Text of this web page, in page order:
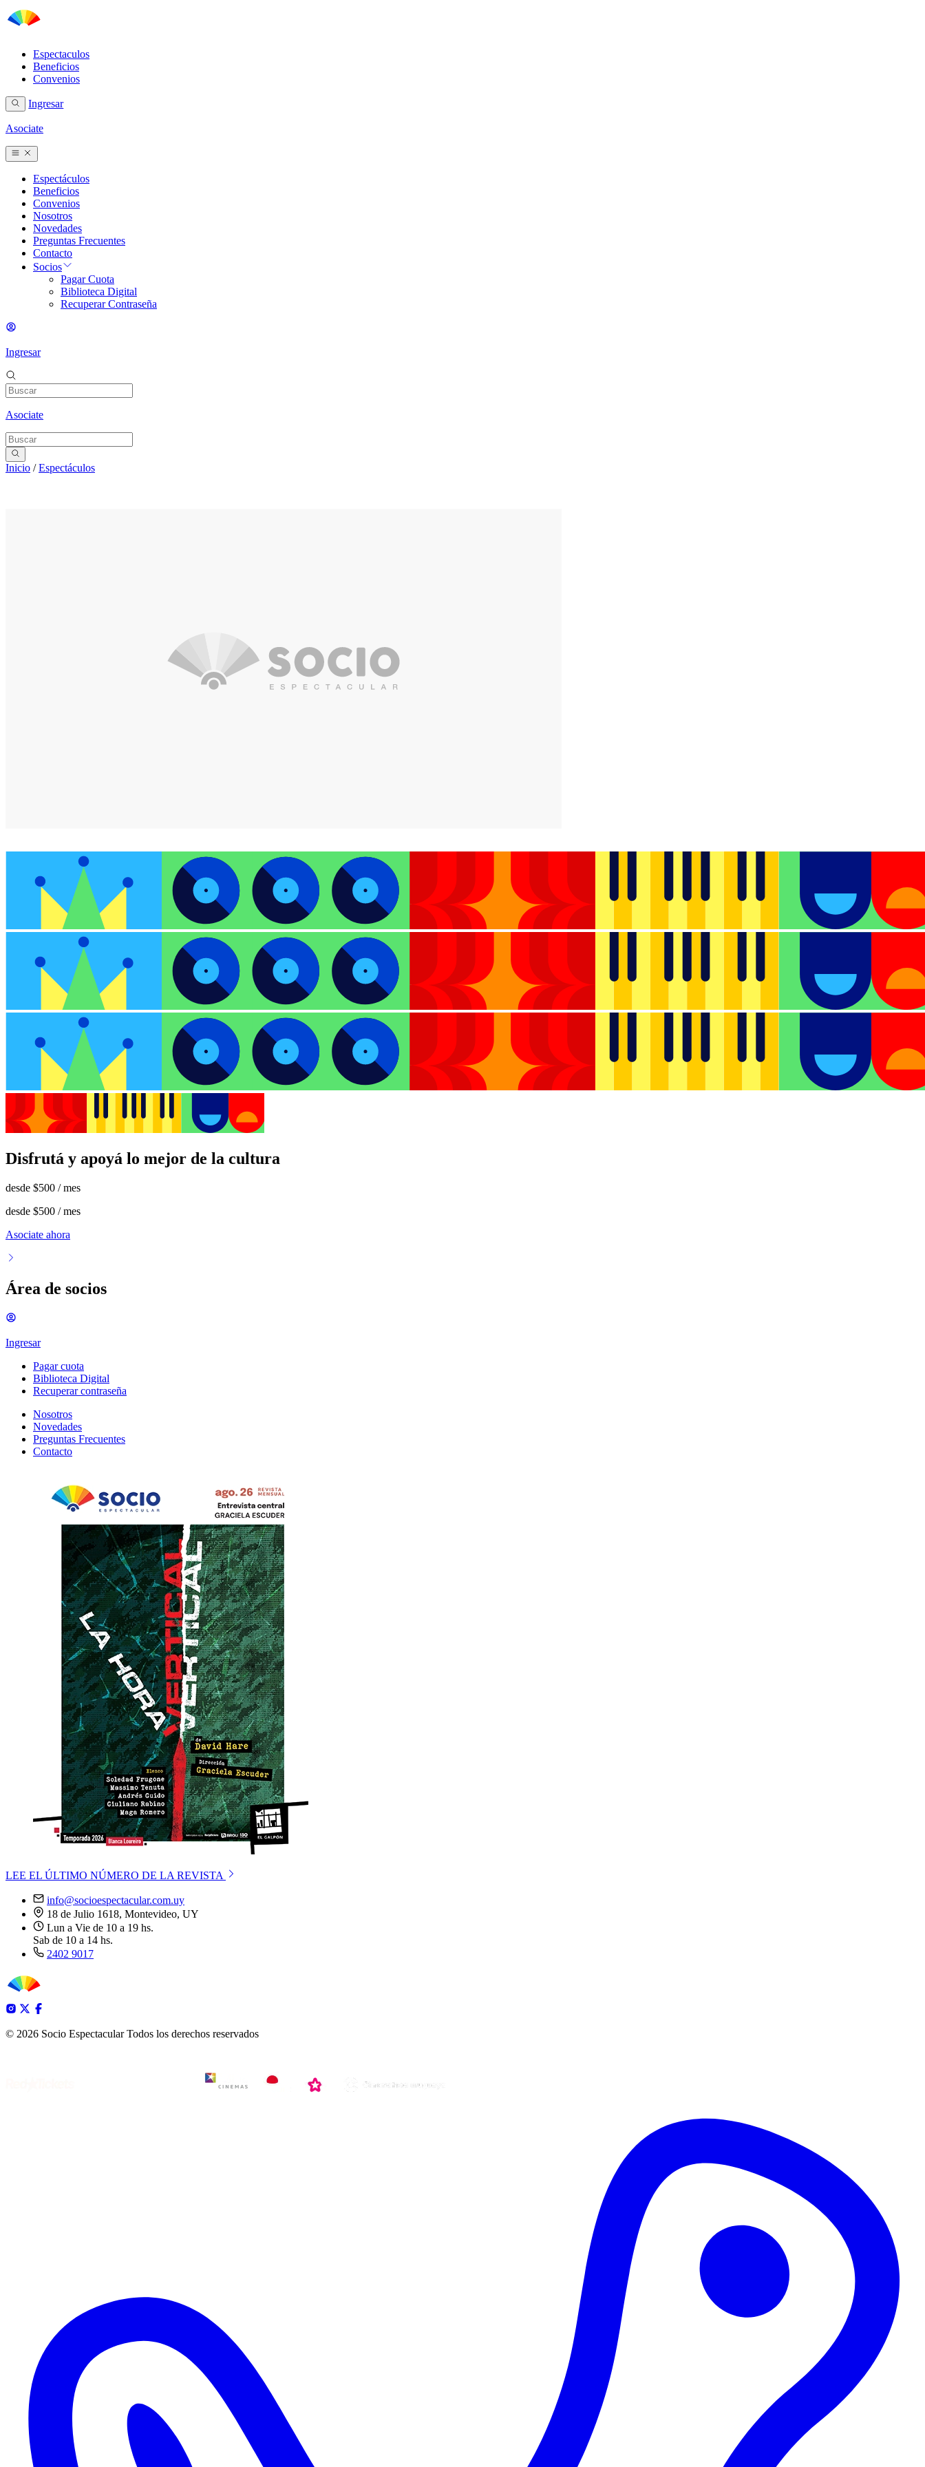
Espectaculos
Beneficios
Convenios
Ingresar
Asociate
Espectáculos
Beneficios
Convenios
Nosotros
Novedades
Preguntas Frecuentes
Contacto
Socios
Pagar Cuota
Biblioteca Digital
Recuperar Contraseña
Ingresar
Asociate
Inicio /Espectáculos
Disfrutá y apoyá lo mejor de la cultura
desde $500 / mes
desde $500 / mes
Asociate ahora
Área de socios
Ingresar
Pagar cuota
Biblioteca Digital
Recuperar contraseña
Nosotros
Novedades
Preguntas Frecuentes
Contacto
LEE EL ÚLTIMO NÚMERO DE LA REVISTA
info@socioespectacular.com.uy
18 de Julio 1618, Montevideo, UY
Lun a Vie de 10 a 19 hs.
Sab de 10 a 14 hs.
2402 9017
© 2026 Socio Espectacular Todos los derechos reservados